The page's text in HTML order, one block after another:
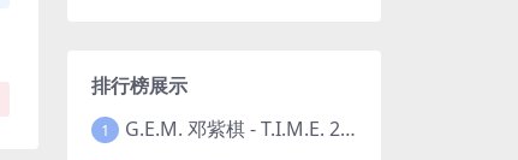
排行榜展示
1 G.E.M. 邓紫棋 - T.I.M.E. 2023-11-26 [24bit/48kHz] [Hi-Res Flac 313MB]